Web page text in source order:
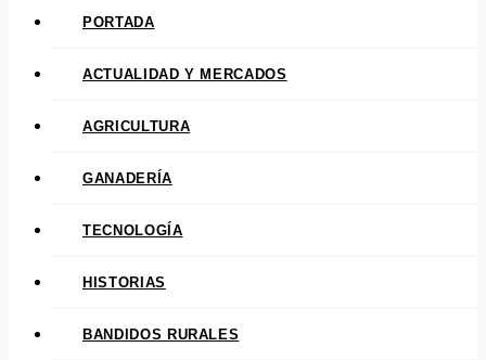
PORTADA
ACTUALIDAD Y MERCADOS
AGRICULTURA
GANADERÍA
TECNOLOGÍA
HISTORIAS
BANDIDOS RURALES